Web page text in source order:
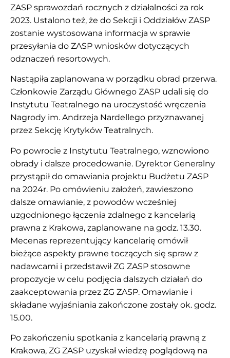
ZASP sprawozdań rocznych z działalności za rok
2023. Ustalono też, że do Sekcji i Oddziałów ZASP
zostanie wystosowana informacja w sprawie
przesyłania do ZASP wniosków dotyczących
odznaczeń resortowych.
Nastąpiła zaplanowana w porządku obrad przerwa.
Członkowie Zarządu Głównego ZASP udali się do
Instytutu Teatralnego na uroczystość wręczenia
Nagrody im. Andrzeja Nardellego przyznawanej
przez Sekcję Krytyków Teatralnych.
Po powrocie z Instytutu Teatralnego, wznowiono
obrady i dalsze procedowanie. Dyrektor Generalny
przystąpił do omawiania projektu Budżetu ZASP
na 2024r. Po omówieniu założeń, zawieszono
dalsze omawianie, z powodów wcześniej
uzgodnionego łączenia zdalnego z kancelarią
prawna z Krakowa, zaplanowane na godz. 13.30.
Mecenas reprezentujący kancelarię omówił
bieżące aspekty prawne toczących się spraw z
nadawcami i przedstawił ZG ZASP stosowne
propozycje w celu podjęcia dalszych działań do
zaakceptowania przez ZG ZASP. Omawianie i
składane wyjaśniania zakończone zostały ok. godz.
15.00.
Po zakończeniu spotkania z kancelarią prawną z
Krakowa, ZG ZASP uzyskał wiedzę poglądową na